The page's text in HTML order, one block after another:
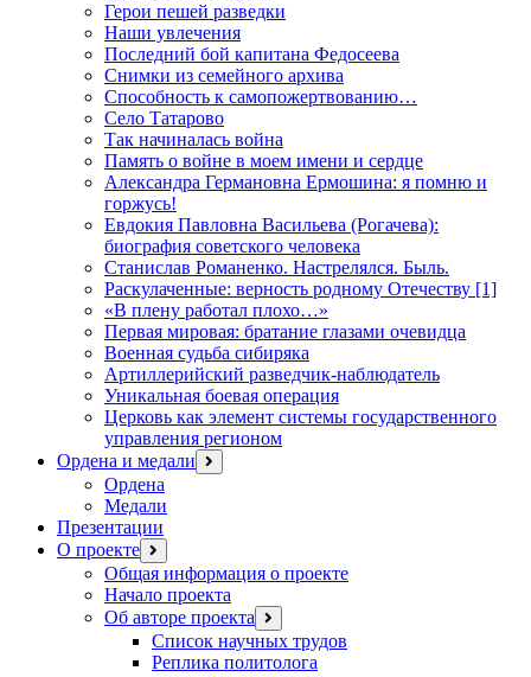
Герои пешей разведки
Наши увлечения
Последний бой капитана Федосеева
Снимки из семейного архива
Способность к самопожертвованию…
Село Татарово
Так начиналась война
Память о войне в моем имени и сердце
Александра Германовна Ермошина: я помню и
горжусь!
Евдокия Павловна Васильева (Рогачева):
биография советского человека
Станислав Романенко. Настрелялся. Быль.
Раскулаченные: верность родному Отечеству [1]
«В плену работал плохо…»
Первая мировая: братание глазами очевидца
Военная судьба сибиряка
Артиллерийский разведчик-наблюдатель
Уникальная боевая операция
Церковь как элемент системы государственного
управления регионом
Ордена и медали открыть
меню
Ордена
Медали
Презентации
О проекте открыть
меню
Общая информация о проекте
Начало проекта
Об авторе проекта открыть
меню
Список научных трудов
Реплика политолога